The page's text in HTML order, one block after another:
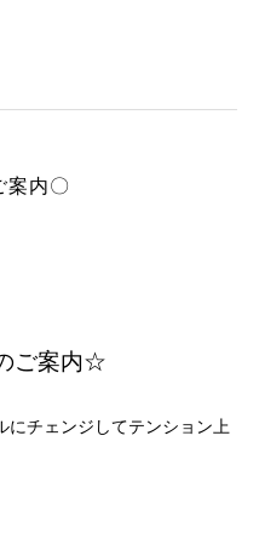
案内〇
ご案内☆
にチェンジしてテンション上